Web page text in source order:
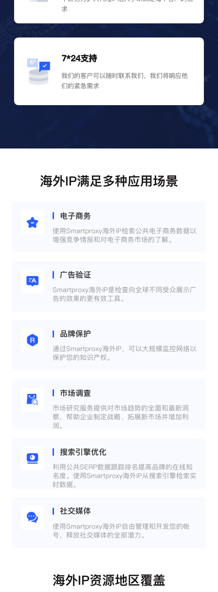
求
7*24支持
我们的客户可以随时联系我们，我们将响应他
们的紧急需求
海外IP满足多种应用场景
电子商务
使用Smartproxy海外IP检索公共电子商务数据以
增强竞争情报和对电子商务市场的了解。
广告验证
Smartproxy海外IP是检查向全球不同受众展示广
告的效果的更有效工具。
品牌保护
通过Smartproxy海外IP，可以大规模监控网络以
保护您的知识产权。
市场调查
市场研究服务提供对市场趋势的全面和最新洞
察，帮助企业制定战略、拓展新市场并增加利
润。
搜索引擎优化
利用公共SERP数据跟踪排名提高品牌的在线知
名度。使用Smartproxy海外IP从搜索引擎检索实
时数据。
社交媒体
使用Smartproxy海外IP自由管理和开发您的帐
号，释放社交媒体的全部潜力。
海外IP资源地区覆盖